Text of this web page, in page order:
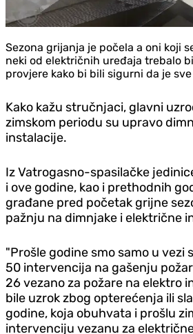
Sezona grijanja je počela a oni koji
neki od električnih uređaja trebalo
provjere kako bi bili sigurni da je
Kako kažu stručnjaci, glavni
zimskom periodu su upravo
instalacije.
Iz Vatrogasno-spasilačke
i ove godine, kao i prethodnih
građane pred početak grijne
pažnju na dimnjake i električne
"Prošle godine smo samo u vezi
50 intervencija na gašenju
26 vezano za požare na elektro
bile uzrok zbog opterećenja ili
godine, koja obuhvata i prošlu
intervenciju vezanu za